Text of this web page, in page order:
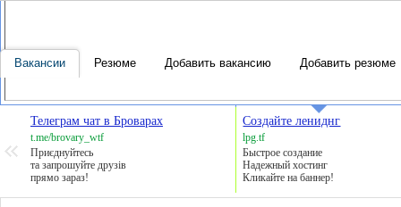
Телеграм чат в Броварах
t.me/brovary_wtf
Приєднуйтесь
та запрошуйте друзів
прямо зараз!
Создайте лениднг
lpg.tf
Быстрое создание
Надежный хостинг
Кликайте на баннер!
Вакансии Резюме Добавить вакансию Добавить резюме